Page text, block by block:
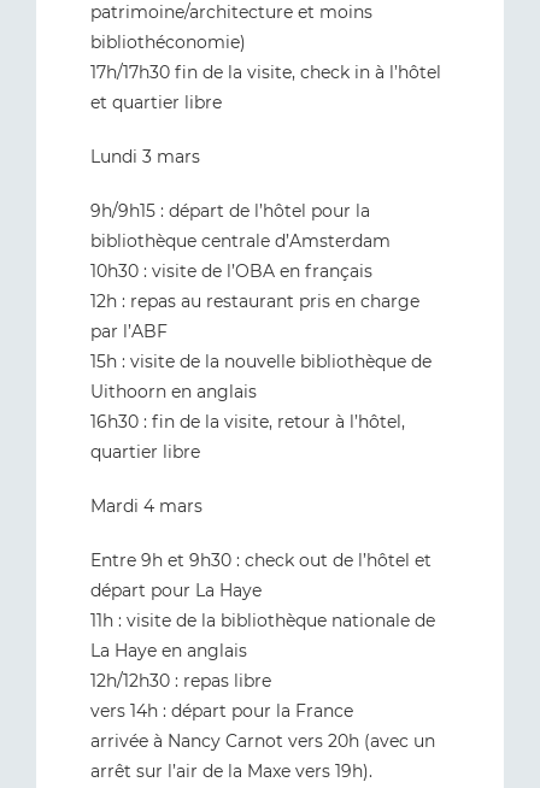
patrimoine/architecture et moins
bibliothéconomie)
17h/17h30 fin de la visite, check in à l’hôtel
et quartier libre
Lundi 3 mars
9h/9h15 : départ de l’hôtel pour la
bibliothèque centrale d’Amsterdam
10h30 : visite de l’OBA en français
12h : repas au restaurant pris en charge
par l’ABF
15h : visite de la nouvelle bibliothèque de
Uithoorn en anglais
16h30 : fin de la visite, retour à l’hôtel,
quartier libre
Mardi 4 mars
Entre 9h et 9h30 : check out de l’hôtel et
départ pour La Haye
11h : visite de la bibliothèque nationale de
La Haye en anglais
12h/12h30 : repas libre
vers 14h : départ pour la France
arrivée à Nancy Carnot vers 20h (avec un
arrêt sur l’air de la Maxe vers 19h).